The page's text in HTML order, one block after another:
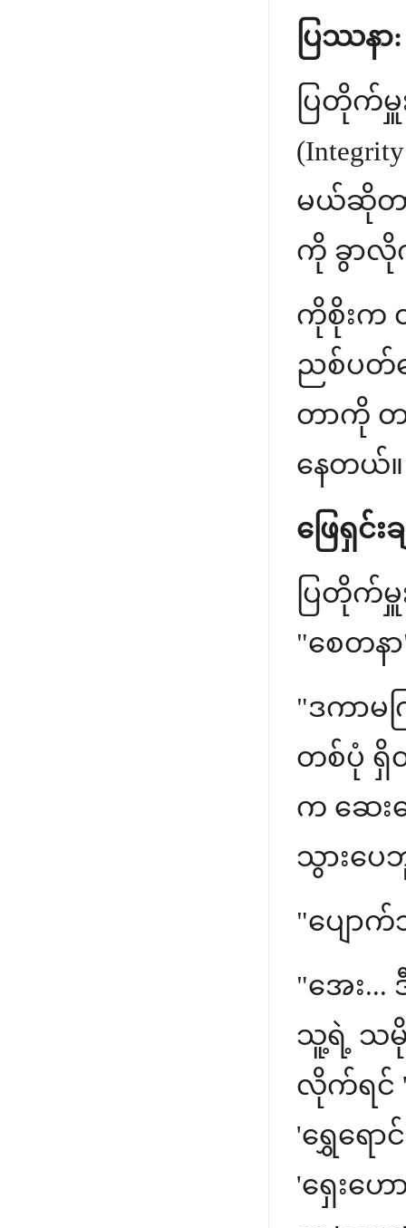
ပြဿနာ:
ပြတိုက်မှူ
မယ်ဆိုတာ
ကို ခွာလို
ကိုစိုးက
ညစ်ပတ်
တာကို တ
နေတယ်။
ဖြေရှင်း
ပြတိုက်
"စေတန
"ဒကာမ
တစ်ပုံ ရှိ
က ဆေး
သွားပေ
"ပျောက်
"အေး
သူ့ရဲ့ သမို
လိုက်ရင် '
'ရွှေရော
'ရှေးဟေ